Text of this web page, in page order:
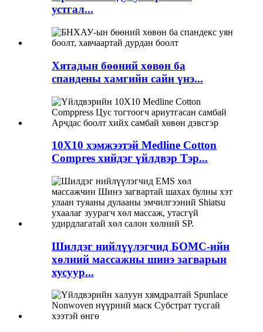
устгал...
Хятадын бөөний хөвөн ба
спандены хамгийн сайн үнэ...
10X10 хэмжээтэй Medline Cotton
Compres хийдэг үйлдвэр Тэр...
Шилдэг нийлүүлэгчид БОМС-ийн
хөлний массажны шинэ загварын
хусуур...